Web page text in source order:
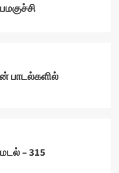
பாடல்களில்
– 315